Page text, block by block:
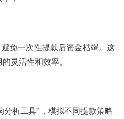
免一次性提款后资金枯竭。这
灵活性和效率。
分析工具”，模拟不同提款策略